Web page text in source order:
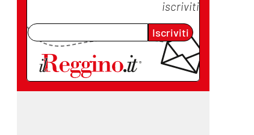
iscriviti
Iscriviti